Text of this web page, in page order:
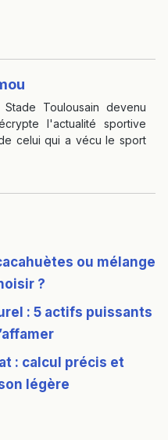
Toulousain devenu
l'actualité sportive
celui qui a vécu le sport
ou mélange
?
: 5 actifs puissants
: calcul précis et
légère